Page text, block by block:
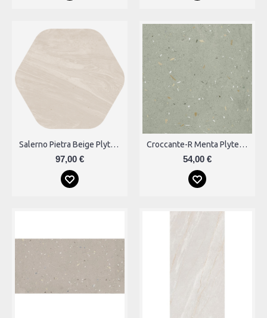
Salerno Pietra Beige Plytelės
97,00 €
Croccante-R Menta Plytelės
54,00 €